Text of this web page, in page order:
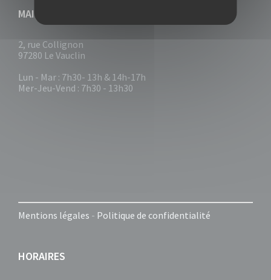
MAIRIE DU VAUCLIN
2, rue Collignon
97280 Le Vauclin
Lun - Mar : 7h30- 13h & 14h-17h
Mer-Jeu-Vend : 7h30 - 13h30
Mentions légales - Politique de confidentialité
HORAIRES